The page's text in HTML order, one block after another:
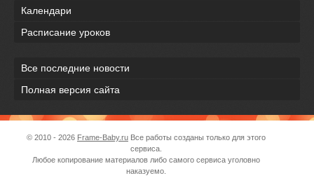
Календари
Расписание уроков
Все последние новости
Полная версия сайта
© 2010 - 2026 Frame-Baby.ru Все работы созданы только для этого
сервиса.
Любое копирование материалов либо самого сервиса уголовно
наказуемо.